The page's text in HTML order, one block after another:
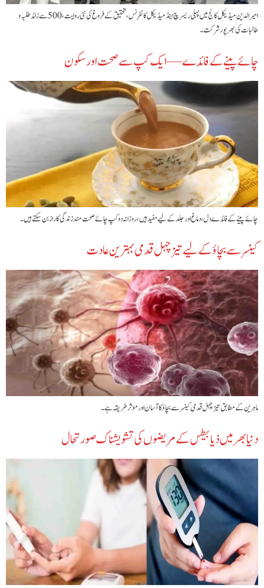
امیرالدین میڈیکل کالج میں پہلی ریسرچ اینڈ میڈیکل کانفرنس، تحقیق کے فروغ کی نئی روایت، 500 سے زائد طلبہ و
طالبات کی بھرپور شرکت۔
چائے پینے کے فائدے — ایک کپ سے صحت اور سکون
چائے پینے کے فائدے دل، دماغ اور جلد کے لیے مفید ہیں، روزانہ دو کپ چائے صحت مند زندگی کا راز بن سکتے ہیں۔
کینسر سے بچاؤ کے لیے تیز چہل قدمی بہترین عادت
ماہرین کے مطابق تیز چہل قدمی کینسر سے بچاؤ کا آسان اور مؤثر طریقہ ہے۔
دنیا بھر میں ذیابیطس کے مریضوں کی تشویشناک صورتحال